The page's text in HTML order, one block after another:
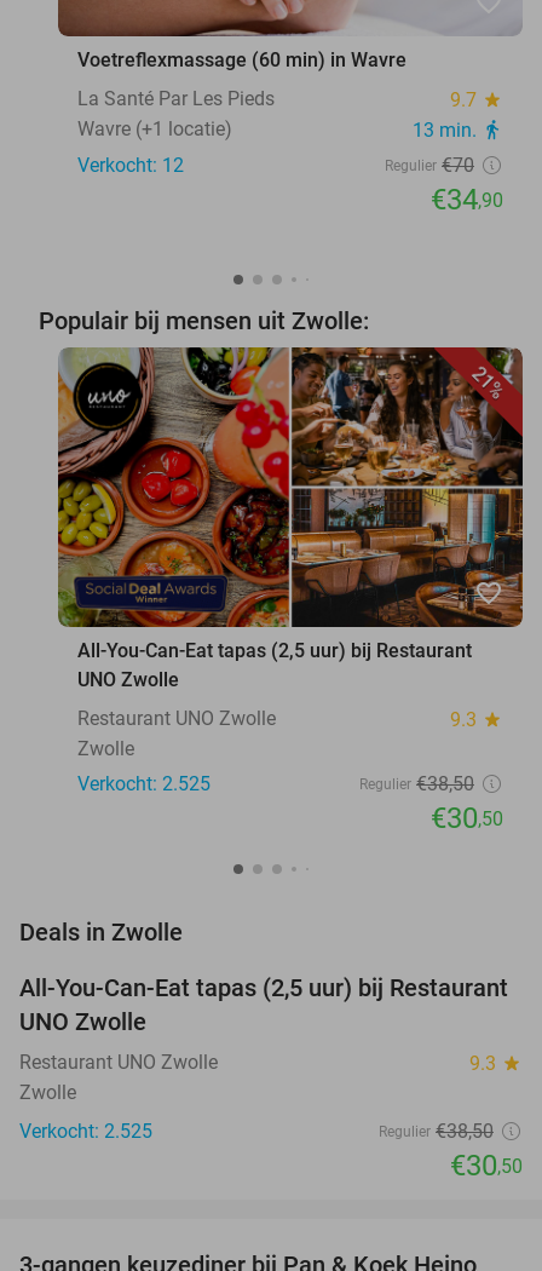
Voetreflexmassage (60 min) in Wavre
La Santé Par Les Pieds
9.7 star
Wavre (+1 locatie) 13 min. directions_walk
Verkocht: 12 Regulier €70
€34,90
Populair bij mensen uit Zwolle:
21%
favorite_border
All-You-Can-Eat tapas (2,5 uur) bij Restaurant
UNO Zwolle
Restaurant UNO Zwolle
9.3 star
Zwolle
Verkocht: 2.525
Regulier €38,50
€30,50
Deals in Zwolle
21%
All-You-Can-Eat tapas (2,5 uur) bij Restaurant
UNO Zwolle
Restaurant UNO Zwolle 9.3 star
Zwolle
Verkocht: 2.525
Regulier €38,50
€30,50
3-gangen keuzediner bij Pan & Koek Heino